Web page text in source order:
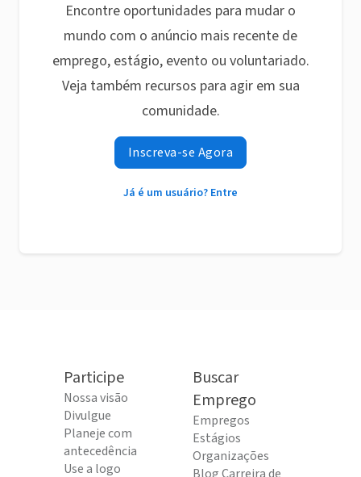
Encontre oportunidades para mudar o
mundo com o anúncio mais recente de
emprego, estágio, evento ou voluntariado.
Veja também recursos para agir em sua
comunidade.
Inscreva-se Agora
Já é um usuário? Entre
Participe
Nossa visão
Divulgue
Planeje com
antecedência
Use a logo
Buscar
Emprego
Empregos
Estágios
Organizações